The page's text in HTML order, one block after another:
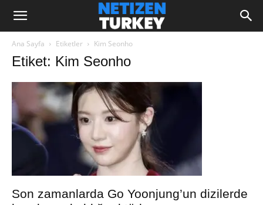
Ana Sayfa Etiketler Kim Seonho
Etiket: Kim Seonho
Son zamanlarda Go Yoonjung’un dizilerde